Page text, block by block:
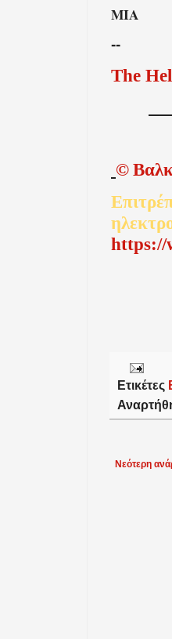
ΜΙΑ
--
The
©
https://
Ετικέτες
Νεότερη